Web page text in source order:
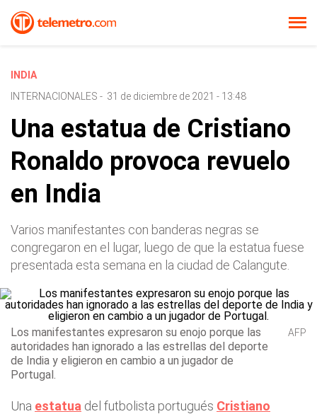
INDIA
INTERNACIONALES - 31 de diciembre de 2021 - 13:48
Una estatua de Cristiano
Ronaldo provoca revuelo
en India
Varios manifestantes con banderas negras se
congregaron en el lugar, luego de que la estatua fuese
presentada esta semana en la ciudad de Calangute.
Los manifestantes expresaron su enojo porque las
autoridades han ignorado a las estrellas del deporte
de India y eligieron en cambio a un jugador de
Portugal.
AFP
Una estatua del futbolista portugués Cristiano